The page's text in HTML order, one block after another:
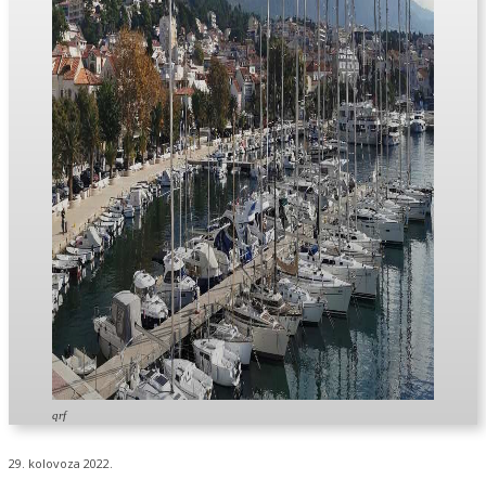
qrf
29. kolovoza 2022.